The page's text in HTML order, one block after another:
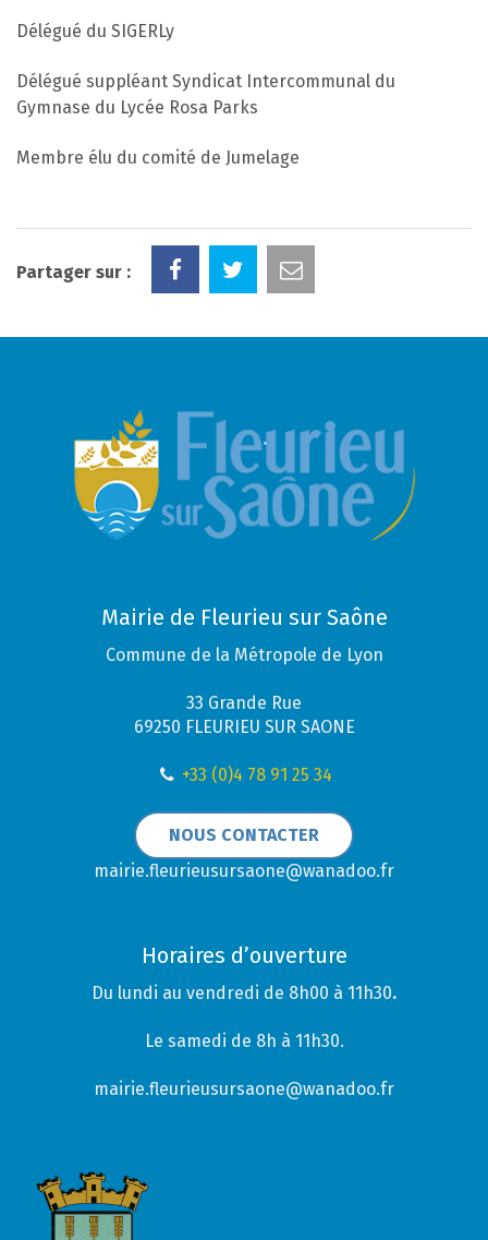
Délégué du SIGERLy
Délégué suppléant Syndicat Intercommunal du
Gymnase du Lycée Rosa Parks
Membre élu du comité de Jumelage
Partager sur :
Mairie de Fleurieu sur Saône
Commune de la Métropole de Lyon
33 Grande Rue
69250 FLEURIEU SUR SAONE
+33 (0)4 78 91 25 34
NOUS CONTACTER
mairie.fleurieusursaone@wanadoo.fr
Horaires d’ouverture
Du lundi au vendredi de 8h00 à 11h30.
Le samedi de 8h à 11h30.
mairie.fleurieusursaone@wanadoo.fr